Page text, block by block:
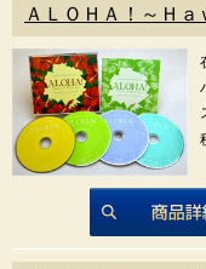
ＡＬＯＨＡ！～Ｈ
商品詳